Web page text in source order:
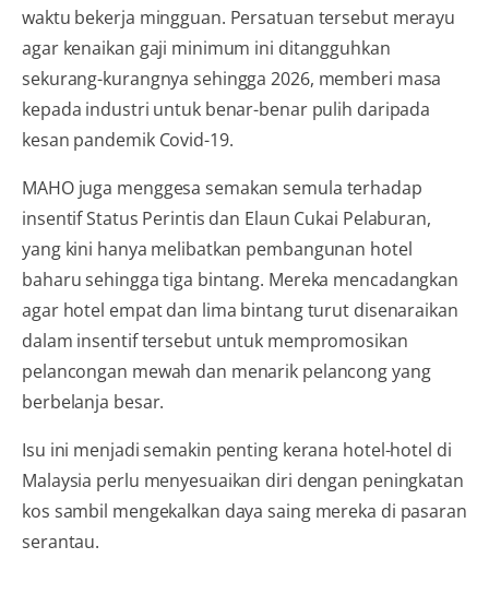
waktu bekerja mingguan. Persatuan tersebut merayu
agar kenaikan gaji minimum ini ditangguhkan
sekurang-kurangnya sehingga 2026, memberi masa
kepada industri untuk benar-benar pulih daripada
kesan pandemik Covid-19.
MAHO juga menggesa semakan semula terhadap
insentif Status Perintis dan Elaun Cukai Pelaburan,
yang kini hanya melibatkan pembangunan hotel
baharu sehingga tiga bintang. Mereka mencadangkan
agar hotel empat dan lima bintang turut disenaraikan
dalam insentif tersebut untuk mempromosikan
pelancongan mewah dan menarik pelancong yang
berbelanja besar.
Isu ini menjadi semakin penting kerana hotel-hotel di
Malaysia perlu menyesuaikan diri dengan peningkatan
kos sambil mengekalkan daya saing mereka di pasaran
serantau.